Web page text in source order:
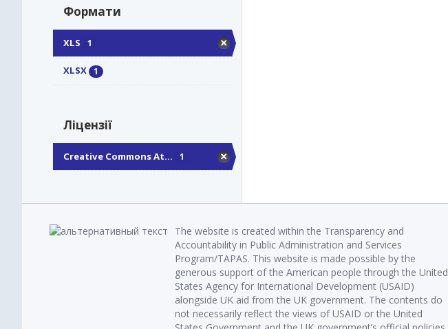
Формати
XLS 1
XLSX 1
Ліцензії
Creative Commons At... 1
The website is created within the Transparency and
Accountability in Public Administration and Services
Program/TAPAS. This website is made possible by the
generous support of the American people through the United
States Agency for International Development (USAID)
alongside UK aid from the UK government. The contents do
not necessarily reflect the views of USAID or the United